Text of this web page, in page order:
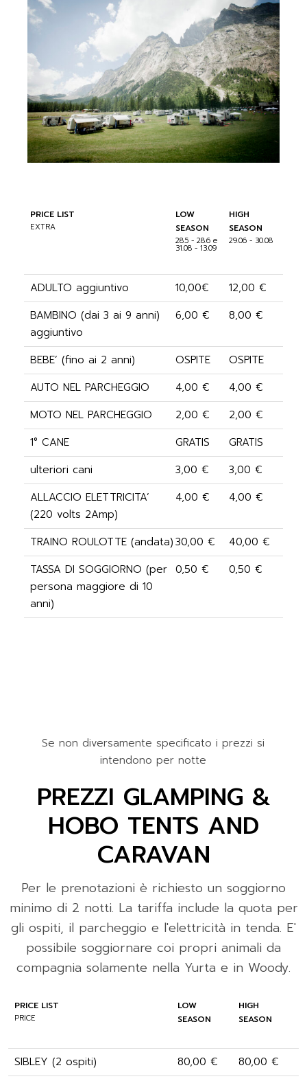
PRICE LIST
EXTRA
LOW
SEASON
28.5 - 28.6 e
31.08 - 13.09
HIGH
SEASON
29.06 - 30.08
ADULTO aggiuntivo 10,00€
12,00 €
BAMBINO (dai 3 ai 9 anni)
aggiuntivo
6,00 € 8,00 €
BEBE’ (fino ai 2 anni) OSPITE
OSPITE
AUTO NEL PARCHEGGIO
4,00 €
4,00 €
MOTO NEL PARCHEGGIO
2,00 €
2,00 €
1° CANE
GRATIS
GRATIS
ulteriori cani
3,00 €
3,00 €
ALLACCIO ELETTRICITA’
(220 volts 2Amp)
4,00 € 4,00 €
TRAINO ROULOTTE (andata)30,00 €
40,00 €
TASSA DI SOGGIORNO (per
persona maggiore di 10
anni)
0,50 € 0,50 €
Se non diversamente specificato i prezzi si
intendono per notte
PREZZI GLAMPING &
HOBO TENTS AND
CARAVAN
Per le prenotazioni è richiesto un soggiorno
minimo di 2 notti. La tariffa include la quota per
gli ospiti, il parcheggio e l'elettricità in tenda. E'
possibile soggiornare coi propri animali da
compagnia solamente nella Yurta e in Woody.
PRICE LIST
PRICE
LOW
SEASON
HIGH
SEASON
SIBLEY (2 ospiti) 80,00 €
80,00 €